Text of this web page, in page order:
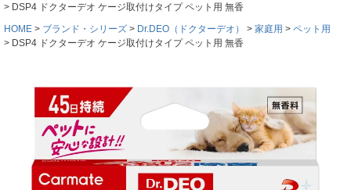
DSP4 ドクターデオ ケージ取付けタイプ ペット用 無香
HOME
ブランド・シリーズ Dr.DEO（ドクターデオ） 家庭用
ペット用
DSP4 ドクターデオ ケージ取付けタイプ ペット用 無香